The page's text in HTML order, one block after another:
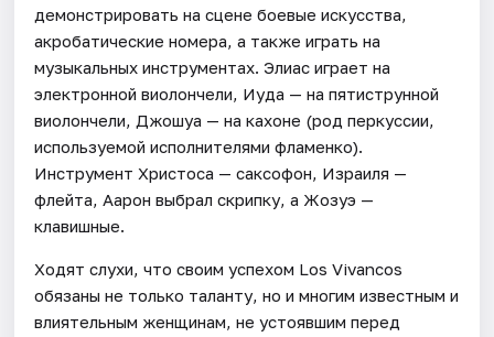
демонстрировать на сцене боевые искусства,
акробатические номера, а также играть на
музыкальных инструментах. Элиас играет на
электронной виолончели, Иуда — на пятиструнной
виолончели, Джошуа — на кахоне (род перкуссии,
используемой исполнителями фламенко).
Инструмент Христоса — саксофон, Израиля —
флейта, Аарон выбрал скрипку, а Жозуэ —
клавишные.
Ходят слухи, что своим успехом Los Vivancos
обязаны не только таланту, но и многим известным и
влиятельным женщинам, не устоявшим перед